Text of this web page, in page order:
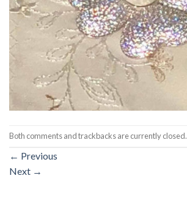
Both comments and trackbacks are currently closed.
← Previous
Next →